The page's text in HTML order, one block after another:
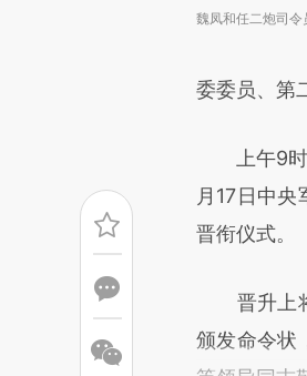
魏凤和任二炮司令
委委员、第
上午9时
月17日中
晋衔仪式。
晋升上将
颁发命令状